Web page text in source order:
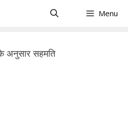
Menu
अनुसार सहमति